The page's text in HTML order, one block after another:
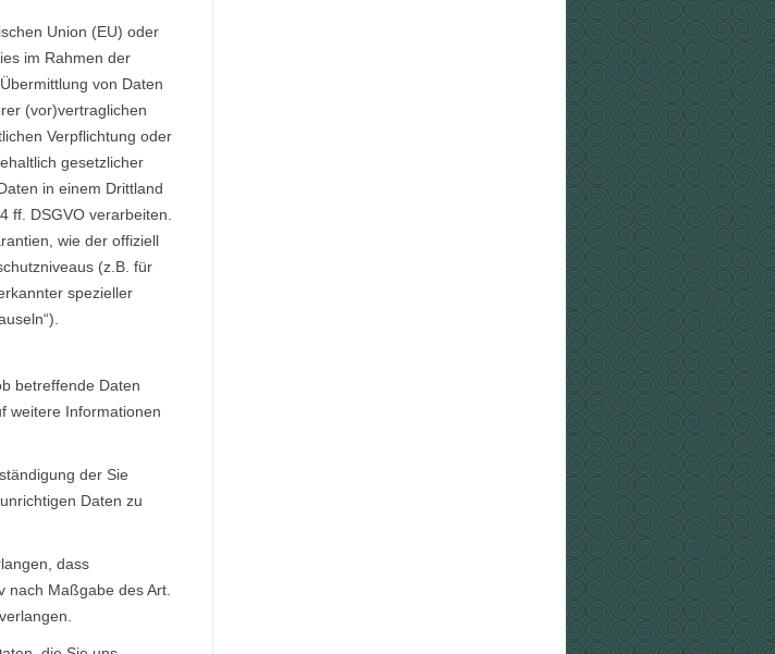
Union (EU) oder
im Rahmen der
von Daten
(vor)vertraglichen
Verpflichtung oder
gesetzlicher
in einem Drittland
ff. DSGVO verarbeiten.
wie der offiziell
(z.B. für
spezieller
betreffende Daten
weitere Informationen
der Sie
Daten zu
dass
nach Maßgabe des Art.